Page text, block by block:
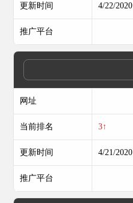
更新时间 4/22/2020
推广平台
网址
当前排名 3↑
更新时间 4/21/2020
推广平台